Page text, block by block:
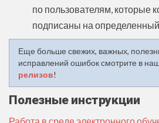
по пользователям, которые
подписаны на определенный
Еще больше свежих, важных,
исправлений ошибок смотрите в
релизов!
Полезные инструкции